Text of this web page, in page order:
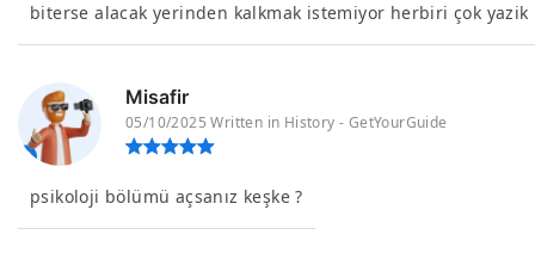
biterse alacak yerinden kalkmak istemiyor herbiri çok yazik
Misafir
05/10/2025 Written in History - GetYourGuide
psikoloji bölümü açsanız keşke ?